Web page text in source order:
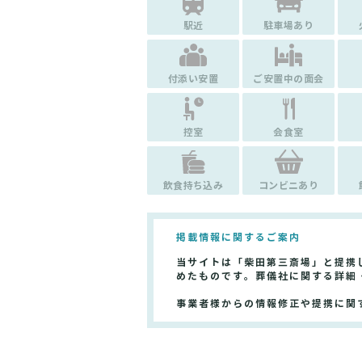
駅近 駐車場あり
付添い安置 ご安置中の面会
控室 会食室
飲食持ち込み コンビニあり
掲載情報に関するご案内
当サイトは「柴田第三斎場」と提
めたものです。葬儀社に関する詳
事業者様からの情報修正や提携に